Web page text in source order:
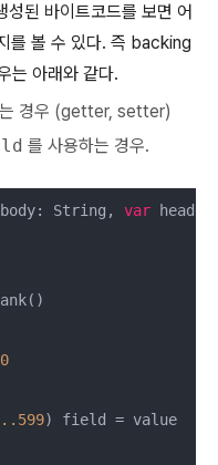
된 바이트코드를 보면 어
를 볼 수 있다. 즉 backing
는 아래와 같다.
는 경우 (getter, setter)
를 사용하는 경우.
body: String, var
.599) field = value